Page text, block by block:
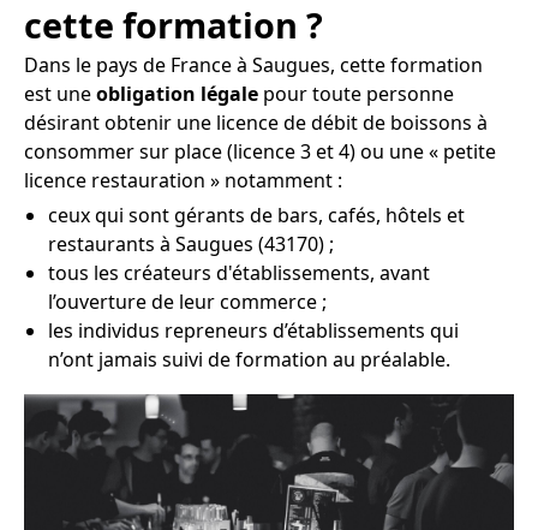
cette formation ?
Dans le pays de France à Saugues, cette formation
est uneobligation légale pour toute personne
désirant obtenir une licence de débit de boissons à
consommer sur place (licence 3 et 4) ou une « petite
licence restauration » notamment :
ceux qui sont gérants de bars, cafés, hôtels et
restaurants à Saugues (43170) ;
tous les créateurs d'établissements, avant
l’ouverture de leur commerce ;
les individus repreneurs d’établissements qui
n’ont jamais suivi de formation au préalable.